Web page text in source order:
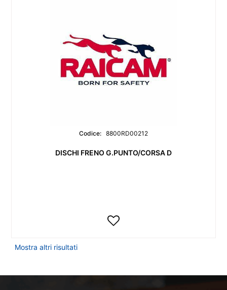
Codice: 8800RD00212
DISCHI FRENO G.PUNTO/CORSA D
Mostra altri risultati